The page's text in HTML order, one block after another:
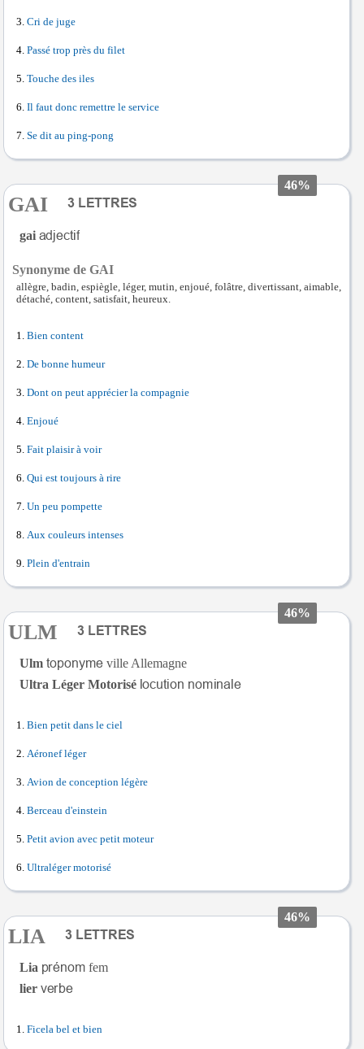
Cri de juge
Passé trop près du filet
Touche des iles
Il faut donc remettre le service
Se dit au ping-pong
46%
GAI
gai
Synonyme de GAI
allègre, badin, espiègle, léger, mutin, enjoué, folâtre, divertissant, aimable,
détaché, content, satisfait, heureux.
Bien content
De bonne humeur
Dont on peut apprécier la compagnie
Enjoué
Fait plaisir à voir
Qui est toujours à rire
Un peu pompette
Aux couleurs intenses
Plein d'entrain
46%
ULM
Ulm
ville Allemagne
Ultra Léger Motorisé
Bien petit dans le ciel
Aéronef léger
Avion de conception légère
Berceau d'einstein
Petit avion avec petit moteur
Ultraléger motorisé
46%
LIA
Lia
fem
lier
Ficela bel et bien